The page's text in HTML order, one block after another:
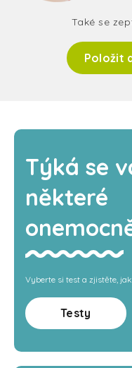
Také se
Položit
Týká se
některé
Vyberte si test a zjistěte,
Testy